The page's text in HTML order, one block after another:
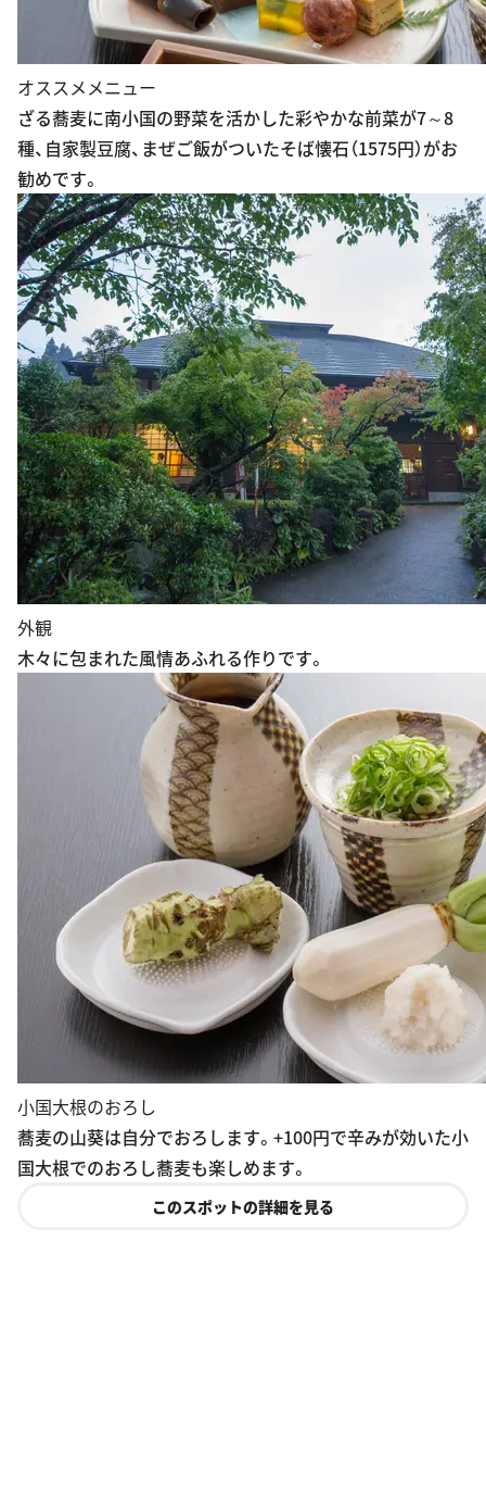
オススメメニュー
ざる蕎麦に南小国の野菜を活かした彩やかな前菜が7～8
種、自家製豆腐、まぜご飯がついたそば懐石（1575円）がお
勧めです。
外観
木々に包まれた風情あふれる作りです。
小国大根のおろし
蕎麦の山葵は自分でおろします。+100円で辛みが効いた小
国大根でのおろし蕎麦も楽しめます。
このスポットの詳細を見る